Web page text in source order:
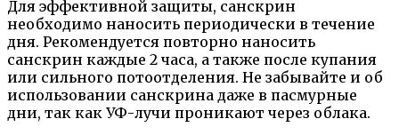
Для эффективной защиты, санскрин
необходимо наносить периодически в течение
дня. Рекомендуется повторно наносить
санскрин каждые 2 часа, а также после купания
или сильного потоотделения. Не забывайте и об
использовании санскрина даже в пасмурные
дни, так как УФ-лучи проникают через облака.